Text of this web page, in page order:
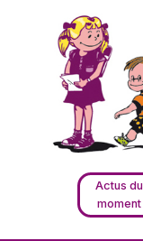
contenu
Actus du
moment